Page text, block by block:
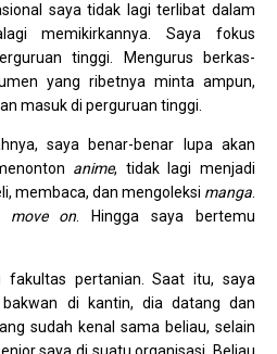
saya tidak lagi terlibat dalam
memikirkannya. Saya fokus
tinggi. Mengurus berkas-
yang ribetnya minta ampun,
masuk di perguruan tinggi.
saya benar-benar lupa akan
anime, tidak lagi menjadi
membaca, dan mengoleksi manga
move on . Hingga saya bertemu
fakultas pertanian. Saat itu, saya
di kantin, dia datang dan
sudah kenal sama beliau, selain